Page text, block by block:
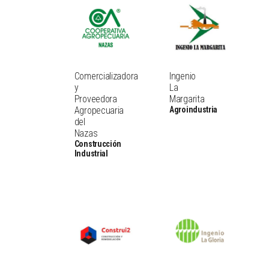
Comercializadora
y
Proveedora
Agropecuaria
del
Nazas
Construcción
Industrial
Ingenio
La
Margarita
Agroindustria